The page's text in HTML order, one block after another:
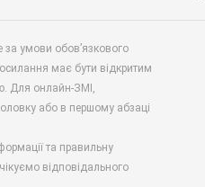
за умови обов’язкового
має бути відкритим
Для онлайн-ЗМІ,
або в першому абзаці
та правильну
відповідального